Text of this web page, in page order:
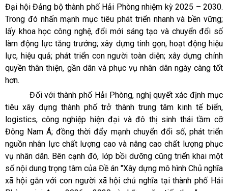
Đại hội Đảng bộ thành phố Hải Phòng nhiệm kỳ 2025 – 2030.
Trong đó nhấn mạnh mục tiêu phát triển nhanh và bền vững;
lấy khoa học công nghệ, đổi mới sáng tạo và chuyển đổi số
làm động lực tăng trưởng; xây dựng tinh gọn, hoạt động hiệu
lực, hiệu quả; phát triển con người toàn diện; xây dựng chính
quyền thân thiện, gần dân và phục vụ nhân dân ngày càng tốt
hơn.
Đối với thành phố Hải Phòng, nghị quyết xác định mục
tiêu xây dựng thành phố trở thành trung tâm kinh tế biển,
logistics, công nghiệp hiện đại và đô thị sinh thái tầm cỡ
Đông Nam Á; đồng thời đẩy mạnh chuyển đổi số, phát triển
nguồn nhân lực chất lượng cao và nâng cao chất lượng phục
vụ nhân dân. Bên cạnh đó, lớp bồi dưỡng cũng triển khai một
số nội dung trọng tâm của Đề án "Xây dựng mô hình Chủ nghĩa
xã hội gắn với con người xã hội chủ nghĩa tại thành phố Hải